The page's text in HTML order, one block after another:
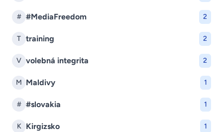
# #MediaFreedom 2
T training 2
V volebná integrita 2
M Maldivy 1
# #slovakia 1
K Kirgizsko 1